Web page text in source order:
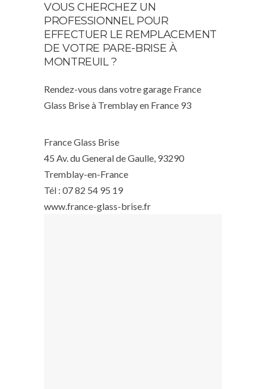
VOUS CHERCHEZ UN
PROFESSIONNEL POUR
EFFECTUER LE REMPLACEMENT
DE VOTRE PARE-BRISE À
MONTREUIL ?
Rendez-vous dans votre garage France
Glass Brise à Tremblay en France 93
France Glass Brise
45 Av. du General de Gaulle, 93290
Tremblay-en-France
Tél : 07 82 54 95 19
www.france-glass-brise.fr